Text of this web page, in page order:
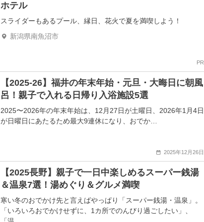
ホテル
スライダーもあるプール、縁日、花火で夏を満喫しよう！
新潟県南魚沼市
PR
【2025-26】福井の年末年始・元旦・大晦日に朝風
呂！親子で入れる日帰り入浴施設5選
2025〜2026年の年末年始は、12月27日が土曜日、2026年1月4日
が日曜日にあたるため最大9連休になり、おでか…
2025年12月26日
【2025長野】親子で一日中楽しめるスーパー銭湯
＆温泉7選！湯めぐり＆グルメ満喫
寒い冬のおでかけ先と言えばやっぱり「スーパー銭湯・温泉」。
「いろいろおでかけせずに、1カ所でのんびり過ごしたい」、